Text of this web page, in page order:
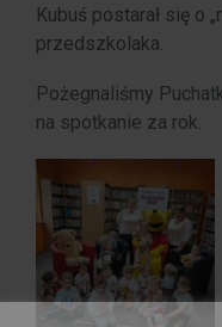
Kubuś postarał się o
przedszkolaka.
Pożegnaliśmy
na spotkanie za rok.